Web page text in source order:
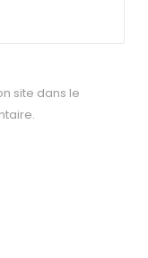
site dans le